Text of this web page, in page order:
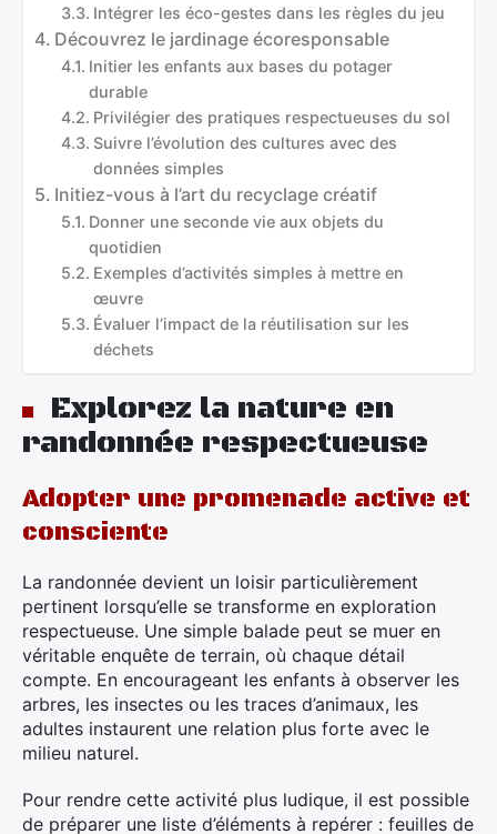
Intégrer les éco-gestes dans les règles du jeu
Découvrez le jardinage écoresponsable
Initier les enfants aux bases du potager
durable
Privilégier des pratiques respectueuses du sol
Suivre l’évolution des cultures avec des
données simples
Initiez-vous à l’art du recyclage créatif
Donner une seconde vie aux objets du
quotidien
Exemples d’activités simples à mettre en
œuvre
Évaluer l’impact de la réutilisation sur les
déchets
Explorez la nature en
randonnée respectueuse
Adopter une promenade active et
consciente
La randonnée devient un loisir particulièrement
pertinent lorsqu’elle se transforme en exploration
respectueuse. Une simple balade peut se muer en
véritable enquête de terrain, où chaque détail
compte. En encourageant les enfants à observer les
arbres, les insectes ou les traces d’animaux, les
adultes instaurent une relation plus forte avec le
milieu naturel.
Pour rendre cette activité plus ludique, il est possible
de préparer une liste d’éléments à repérer : feuilles de